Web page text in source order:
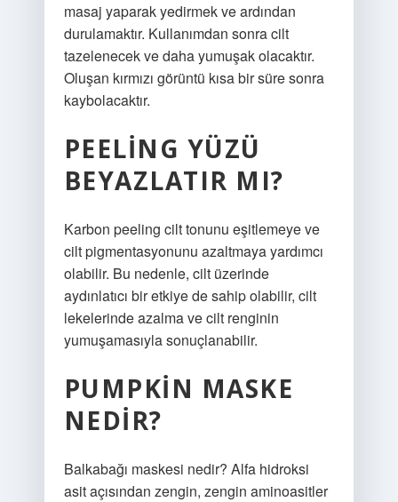
masaj yaparak yedirmek ve ardından
durulamaktır. Kullanımdan sonra cilt
tazelenecek ve daha yumuşak olacaktır.
Oluşan kırmızı görüntü kısa bir süre sonra
kaybolacaktır.
PEELING YÜZÜ
BEYAZLATIR MI?
Karbon peeling cilt tonunu eşitlemeye ve
cilt pigmentasyonunu azaltmaya yardımcı
olabilir. Bu nedenle, cilt üzerinde
aydınlatıcı bir etkiye de sahip olabilir, cilt
lekelerinde azalma ve cilt renginin
yumuşamasıyla sonuçlanabilir.
PUMPKIN MASKE
NEDIR?
Balkabağı maskesi nedir? Alfa hidroksi
asit açısından zengin, zengin aminoasitler